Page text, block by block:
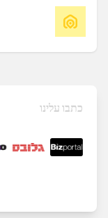
כתבו עלינו